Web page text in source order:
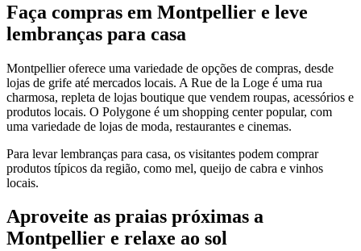
Faça compras em Montpellier e leve
lembranças para casa
Montpellier oferece uma variedade de opções de compras, desde
lojas de grife até mercados locais. A Rue de la Loge é uma rua
charmosa, repleta de lojas boutique que vendem roupas, acessórios e
produtos locais. O Polygone é um shopping center popular, com
uma variedade de lojas de moda, restaurantes e cinemas.
Para levar lembranças para casa, os visitantes podem comprar
produtos típicos da região, como mel, queijo de cabra e vinhos
locais.
Aproveite as praias próximas a
Montpellier e relaxe ao sol